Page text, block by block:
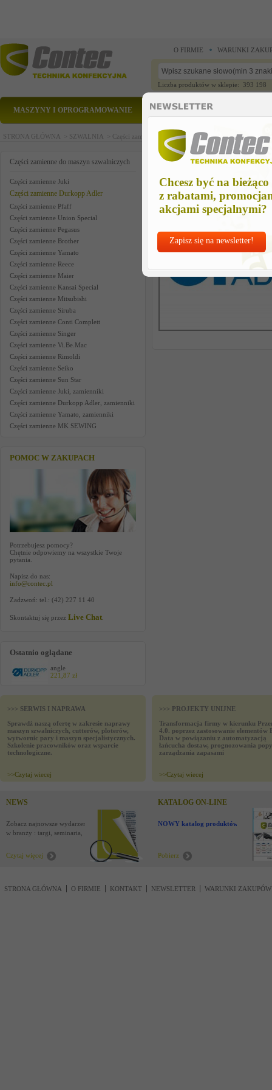
Chcesz być na bieżąco
z rabatami,
akcjami specjalnymi?
Zapisz się na newsletter!
O FIRMIE WARUNKI
Liczba produktów w sklepie: 393 198
MASZYNY I OPROGRAMOWANIE CZĘŚCI ZAMIENNE
STRONA GŁÓWNA > SZWALNIA > Części zamienne do maszyn szwalniczych >Części
Części zamienne do maszyn szwalniczych
Części zamienne Juki
Części zamienne Durkopp Adler
Części zamienne Pfaff
Części zamienne Union Special
Części zamienne Pegasus
Części zamienne Brother
Części zamienne Yamato
Części zamienne Reece
Części zamienne Maier
Części zamienne Kansai Special
Części zamienne Mitsubishi
Części zamienne Siruba
Części zamienne Conti Complett
Części zamienne Singer
Części zamienne Vi.Be.Mac
Części zamienne Rimoldi
Części zamienne Seiko
Części zamienne Sun Star
Części zamienne Juki, zamienniki
Części zamienne Durkopp Adler, zamienniki
Części zamienne Yamato, zamienniki
Części zamienne MK SEWING
POMOC W ZAKUPACH
Potrzebujesz pomocy?
Chętnie odpowiemy na wszystkie Twoje
pytania.
Napisz do nas:
info@contec.pl
Zadzwoń: tel.: (42) 227 11 40
Skontaktuj się przez Live Chat
Ostatnio oglądane
angle
221,87 zł
angle
>>> SERWIS I NAPRAWA
Sprawdź naszą ofertę w zakresie naprawy
maszyn szwalniczych, cutterów, ploterów,
wytwornic pary i maszyn specjalistycznych.
Szkolenie pracowników oraz wsparcie
technologiczne.
>>Czytaj wiecej
>>> PROJEKTY UNIJNE
Transformacja firmy w kierunku
4.0. poprzez zastosowanie elementów
Data w powiązaniu z automatyzacją
łańcucha dostaw, prognozowania
zarządzania zapasami
>>Czytaj wiecej
NEWS
Zobacz najnowsze wydarzenia
w branży : targi, seminaria,
Czytaj więcej
KATALOG ON-LINE
NOWY katalog produktów !
Pobierz
STRONA GŁÓWNA O FIRMIE KONTAKT NEWSLETTER WARUNKI ZAKUPÓW